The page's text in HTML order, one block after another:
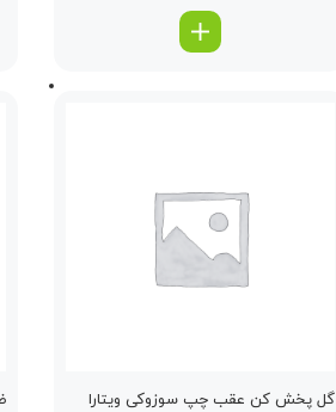
گل پخش كن عقب چپ سوزوکی ویتارا